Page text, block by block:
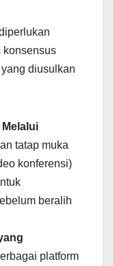
konsensus
diusulkan
tatap muka
konferensi)
beralih
platform